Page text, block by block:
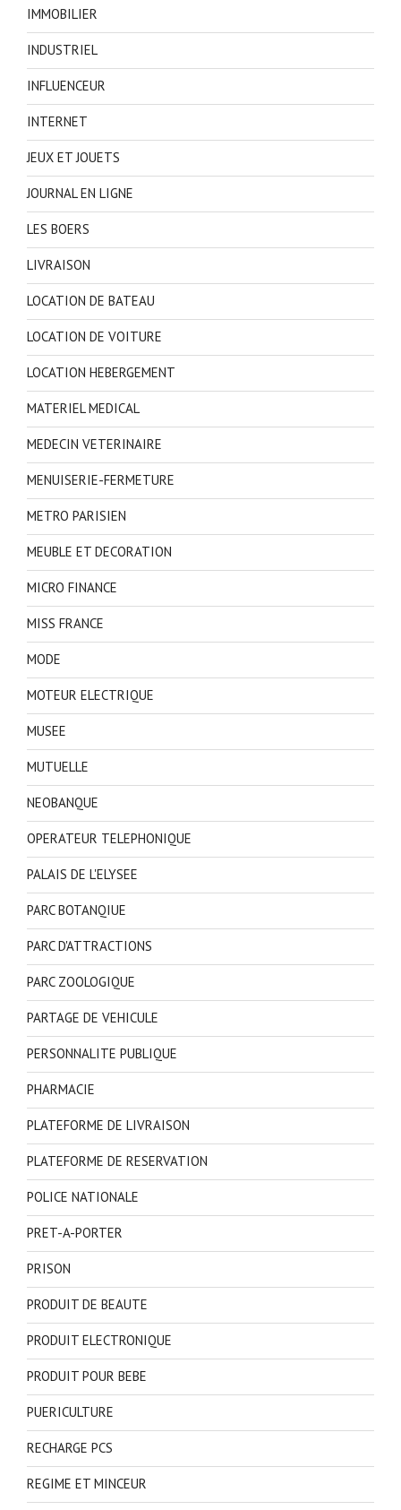
IMMOBILIER
INDUSTRIEL
INFLUENCEUR
INTERNET
JEUX ET JOUETS
JOURNAL EN LIGNE
LES BOERS
LIVRAISON
LOCATION DE BATEAU
LOCATION DE VOITURE
LOCATION HEBERGEMENT
MATERIEL MEDICAL
MEDECIN VETERINAIRE
MENUISERIE-FERMETURE
METRO PARISIEN
MEUBLE ET DECORATION
MICRO FINANCE
MISS FRANCE
MODE
MOTEUR ELECTRIQUE
MUSEE
MUTUELLE
NEOBANQUE
OPERATEUR TELEPHONIQUE
PALAIS DE L'ELYSEE
PARC BOTANQIUE
PARC D'ATTRACTIONS
PARC ZOOLOGIQUE
PARTAGE DE VEHICULE
PERSONNALITE PUBLIQUE
PHARMACIE
PLATEFORME DE LIVRAISON
PLATEFORME DE RESERVATION
POLICE NATIONALE
PRET-A-PORTER
PRISON
PRODUIT DE BEAUTE
PRODUIT ELECTRONIQUE
PRODUIT POUR BEBE
PUERICULTURE
RECHARGE PCS
REGIME ET MINCEUR